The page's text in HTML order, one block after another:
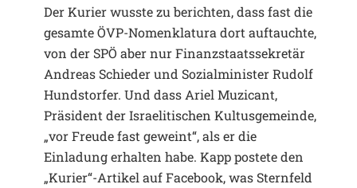
Der Kurier wusste zu berichten, dass fast die
gesamte ÖVP-Nomenklatura dort auftauchte,
von der SPÖ aber nur Finanzstaatssekretär
Andreas Schieder und Sozialminister Rudolf
Hundstorfer. Und dass Ariel Muzicant,
Präsident der Israelitischen Kultusgemeinde,
„vor Freude fast geweint“, als er die
Einladung erhalten habe. Kapp postete den
„Kurier“-Artikel auf Facebook, was Sternfeld